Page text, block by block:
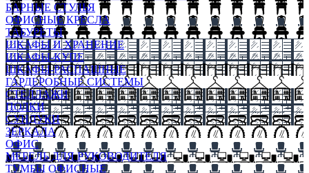
БАРНЫЕ СТУЛЬЯ
ОФИСНЫЕ КРЕСЛА
ТАБУРЕТЫ
ШКАФЫ И ХРАНЕНИЕ
ШКАФЫ-КУПЕ
ШКАФЫ-РАСПАШНЫЕ
ГАРДЕРОБНЫЕ СИСТЕМЫ
СТЕЛЛАЖИ
ПОЛКИ
СУНДУКИ
ЗЕРКАЛА
ОФИС
МЕБЕЛЬ ДЛЯ РУКОВОДИТЕЛЯ
ТУМБЫ ОФИСНЫЕ